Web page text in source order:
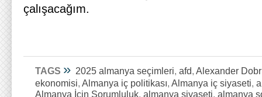
çalışacağım.
TAGS » 2025 almanya seçimleri, afd, Alexander
ekonomisi, Almanya iç politikası, Almanya iç siyaseti,
Almanya İçin Sorumluluk, almanya siyaseti, almanya